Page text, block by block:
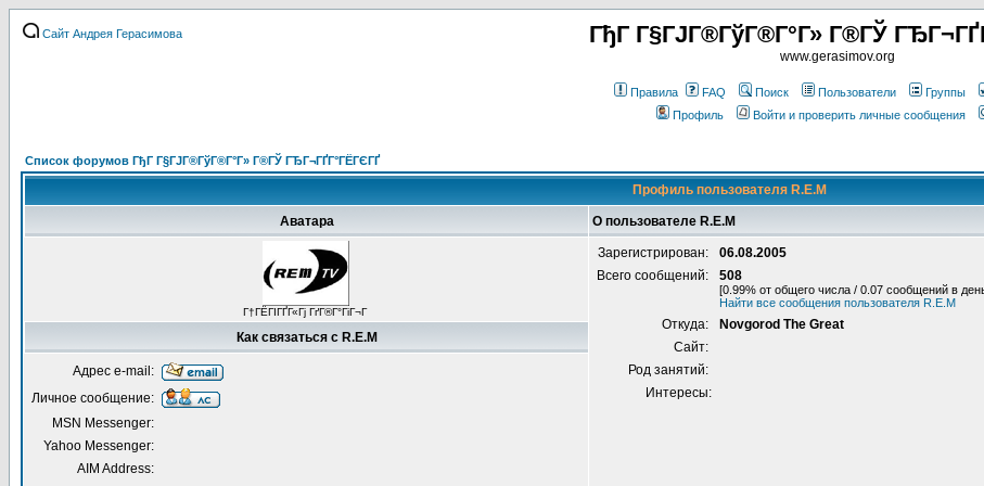
Сайт Андрея Герасимова ГђГ Г§ГЈГ®ГўГ®Г°Г» Г®ГЎ
www.gerasimov.org
Правила FAQ Поиск Пользователи Группы
Профиль
Войти и проверить личные сообщения
Список форумов ГђГ Г§ГЈГ®ГўГ®Г°Г» Г®ГЎ ГЂГ¬ГҐГ°ГЁГЄГҐ
Профиль пользователя R.E.M
Аватара О пользователе R.E.M
Г†ГЁГІГҐГ«Гј ГґГ®Г°ГіГ¬Г
Зарегистрирован:
06.08.2005
Всего сообщений:
508
[0.99% от общего числа / 0.07 сообщений в
Найти все сообщения пользователя R.E.M
Откуда:
Novgorod The Great
Сайт:
Род занятий:
Интересы:
Как связаться с R.E.M
Адрес e-mail:
Личное сообщение:
MSN Messenger:
Yahoo Messenger:
AIM Address: